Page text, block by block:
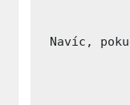
Navíc,